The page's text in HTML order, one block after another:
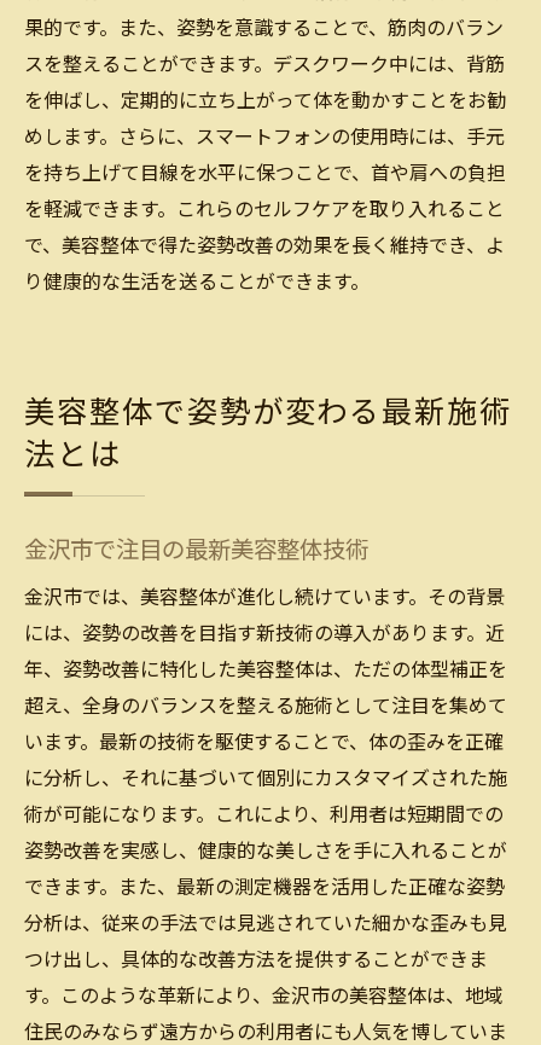
果的です。また、姿勢を意識することで、筋肉のバラン
スを整えることができます。デスクワーク中には、背筋
を伸ばし、定期的に立ち上がって体を動かすことをお勧
めします。さらに、スマートフォンの使用時には、手元
を持ち上げて目線を水平に保つことで、首や肩への負担
を軽減できます。これらのセルフケアを取り入れること
で、美容整体で得た姿勢改善の効果を長く維持でき、よ
り健康的な生活を送ることができます。
美容整体で姿勢が変わる最新施術
法とは
金沢市で注目の最新美容整体技術
金沢市では、美容整体が進化し続けています。その背景
には、姿勢の改善を目指す新技術の導入があります。近
年、姿勢改善に特化した美容整体は、ただの体型補正を
超え、全身のバランスを整える施術として注目を集めて
います。最新の技術を駆使することで、体の歪みを正確
に分析し、それに基づいて個別にカスタマイズされた施
術が可能になります。これにより、利用者は短期間での
姿勢改善を実感し、健康的な美しさを手に入れることが
できます。また、最新の測定機器を活用した正確な姿勢
分析は、従来の手法では見逃されていた細かな歪みも見
つけ出し、具体的な改善方法を提供することができま
す。このような革新により、金沢市の美容整体は、地域
住民のみならず遠方からの利用者にも人気を博していま